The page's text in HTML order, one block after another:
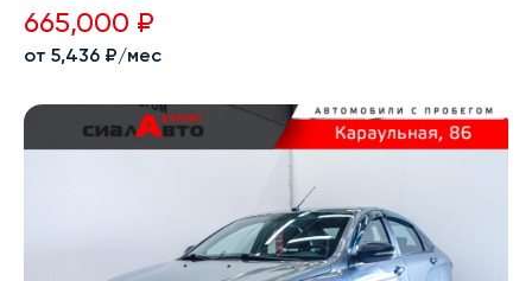
665,000 ₽
от 5,436 ₽/мес